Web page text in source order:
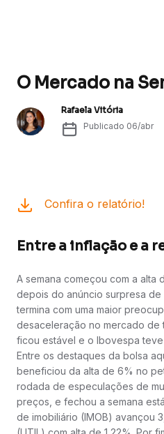
O Mercado na
Rafaela Vitória
Publicado 06/abr
Confira o relatório!
Entre a inflação e a
A semana começou com a alta
depois do anúncio surpresa
termina com uma maior
desaceleração no mercado de
ficou estável e o Ibovespa
Entre os destaques da bolsa
beneficiou da alta de 6% no
rodada de especulações de
preços, e fechou a semana
de imobiliário (IMOB) avançou